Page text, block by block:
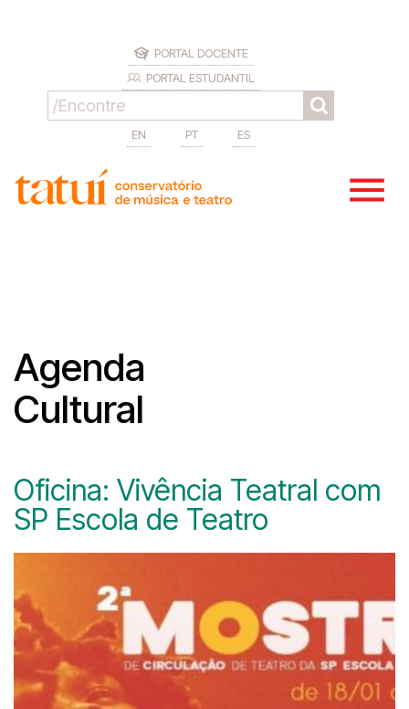
PORTAL DOCENTE
PORTAL ESTUDANTIL
EN PT ES
Agenda
Cultural
Oficina: Vivência Teatral com
SP Escola de Teatro